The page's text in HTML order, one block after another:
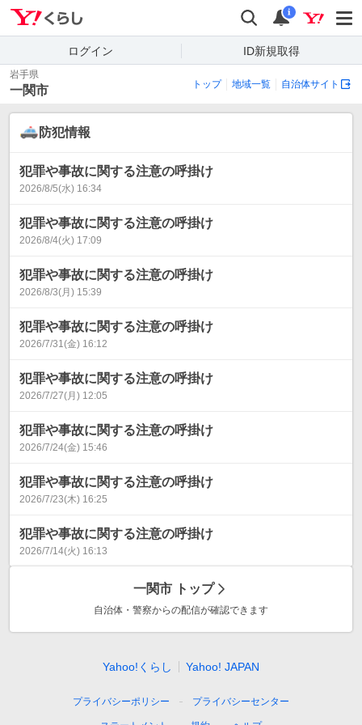
検索 通知
i
ログイン ID新規取得
岩手県
一関市 トップ 地域一覧 自治体サイト
防犯情報
犯罪や事故に関する注意の呼掛け
2026/8/5(水) 16:34
犯罪や事故に関する注意の呼掛け
2026/8/4(火) 17:09
犯罪や事故に関する注意の呼掛け
2026/8/3(月) 15:39
犯罪や事故に関する注意の呼掛け
2026/7/31(金) 16:12
犯罪や事故に関する注意の呼掛け
2026/7/27(月) 12:05
犯罪や事故に関する注意の呼掛け
2026/7/24(金) 15:46
犯罪や事故に関する注意の呼掛け
2026/7/23(木) 16:25
犯罪や事故に関する注意の呼掛け
2026/7/14(火) 16:13
一関市 トップ
自治体・警察からの配信が確認できます
Yahoo!くらし Yahoo! JAPAN
プライバシーポリシー プライバシーセンター